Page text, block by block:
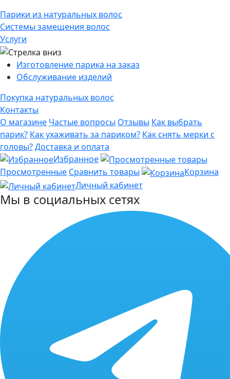
Парики из натуральных волос
Системы замещения волос
Услуги
Изготовление парика на заказ
Обслуживание изделий
Покупка натуральных волос
Контакты
О магазине Частые вопросы Отзывы Как выбрать
парик? Как ухаживать за париком? Как снять мерки с
головы?Доставка и оплата
Избранное
Просмотренные Сравнить товары
Корзина
Личный кабинет
Мы в социальных сетях